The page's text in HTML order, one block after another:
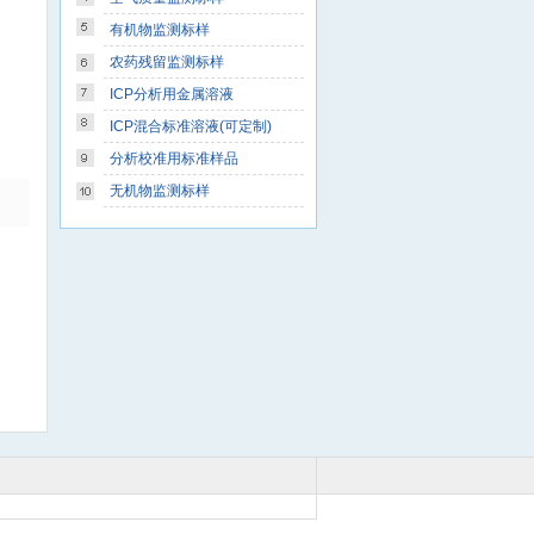
有机物监测标样
农药残留监测标样
ICP分析用金属溶液
ICP混合标准溶液(可定制)
分析校准用标准样品
无机物监测标样